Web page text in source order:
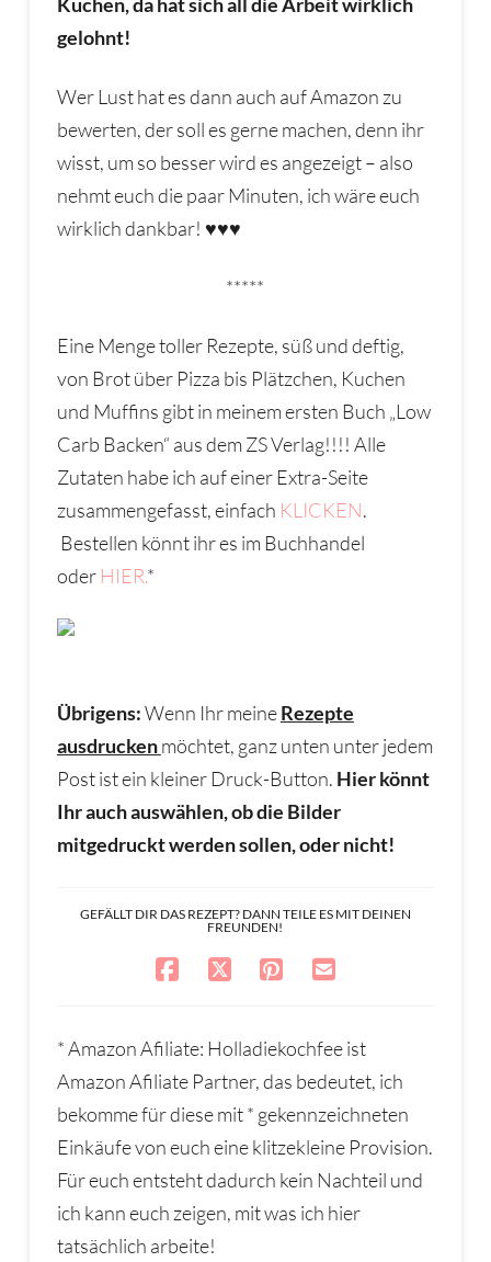
gelohnt!
Wer Lust hat es dann auch auf Amazon zu
bewerten, der soll es gerne machen, denn ihr
wisst, um so besser wird es angezeigt – also
nehmt euch die paar Minuten, ich wäre euch
wirklich dankbar! ♥♥♥
*****
Eine Menge toller Rezepte, süß und deftig,
von Brot über Pizza bis Plätzchen, Kuchen
und Muffins gibt in meinem ersten Buch „Low
Carb Backen“ aus dem ZS Verlag!!!! Alle
Zutaten habe ich auf einer Extra-Seite
zusammengefasst, einfach KLICKEN.
Bestellen könnt ihr es im Buchhandel
oder HIER.*
Übrigens:Wenn Ihr meineRezepte
ausdruckenmöchtet, ganz unten unter jedem
Post ist ein kleiner Druck-Button. Hier könnt
Ihr auch auswählen, ob die Bilder
mitgedruckt werden sollen, oder nicht!
GEFÄLLT DIR DAS REZEPT? DANN TEILE ES MIT DEINEN
FREUNDEN!
* Amazon Afiliate: Holladiekochfee ist
Amazon Afiliate Partner, das bedeutet, ich
bekomme für diese mit * gekennzeichneten
Einkäufe von euch eine klitzekleine Provision.
Für euch entsteht dadurch kein Nachteil und
ich kann euch zeigen, mit was ich hier
tatsächlich arbeite!